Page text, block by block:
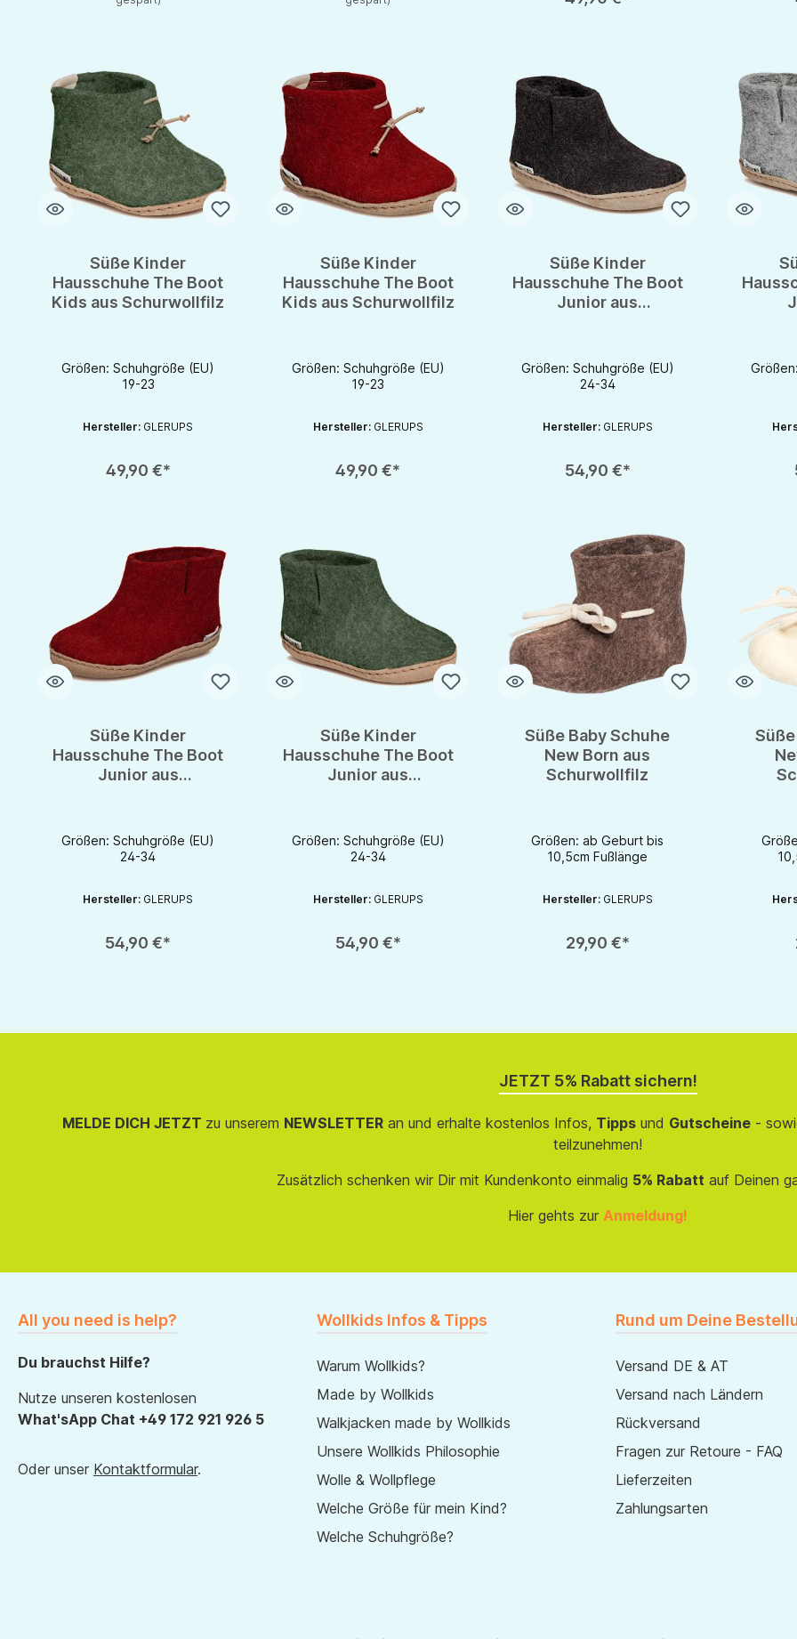
Süße Kinder
Hausschuhe The Boot
Kids aus Schurwollfilz
Größen: Schuhgröße (EU)
19-23
Hersteller: GLERUPS
49,90 €*
Süße Kinder
Hausschuhe The Boot
Kids aus Schurwollfilz
Größen: Schuhgröße (EU)
19-23
Hersteller: GLERUPS
49,90 €*
Süße Kinder
Hausschuhe The Boot
Junior aus
Größen: Schuhgröße (EU)
24-34
Hersteller: GLERUPS
54,90 €*
Süße Kinder
Hausschuhe The Boot
Junior aus
Größen: Schuhgröße (EU)
24-34
Hersteller: GLERUPS
54,90 €*
Süße Kinder
Hausschuhe The Boot
Junior aus
Größen: Schuhgröße (EU)
24-34
Hersteller: GLERUPS
54,90 €*
Süße Baby Schuhe
New Born aus
Schurwollfilz
Größen: ab Geburt bis
10,5cm Fußlänge
Hersteller: GLERUPS
29,90 €*
JETZT 5% Rabatt sichern!
MELDE DICH JETZT zu unserem NEWSLETTERan und erhalte kostenlos Infos, Tippsund Gutscheine-
teilzunehmen!
Zusätzlich schenken wir Dir mit Kundenkonto einmalig 5% Rabatt auf Deinen
Hier gehts zur Anmeldung!
All you need is help?
Du brauchst Hilfe?
Nutze unseren kostenlosen
What'sApp Chat +49 172 921 926 5
Oder unser Kontaktformular.
Wollkids Infos & Tipps
Warum Wollkids?
Made by Wollkids
Walkjacken made by Wollkids
Unsere Wollkids Philosophie
Wolle & Wollpflege
Welche Größe für mein Kind?
Welche Schuhgröße?
Rund um Deine
Versand DE & AT
Versand nach Ländern
Rückversand
Fragen zur Retoure - FAQ
Lieferzeiten
Zahlungsarten